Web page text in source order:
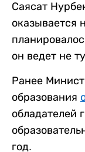
Саясат
оказывается
он ведет не
Ранее
образования
обладателей
год.